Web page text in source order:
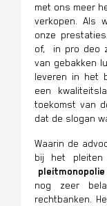
met ons meer
verkopen. Als
onze
of, in pro deo
van gebakken
leveren in het
een
toekomst van
dat de slogan
Waarin de
bij het pleiten
pleitmonopolie
nog zeer
rechtbanken.